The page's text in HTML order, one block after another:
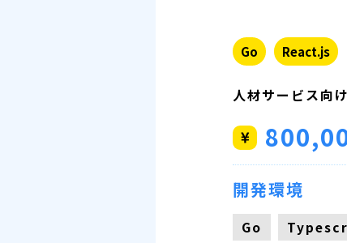
Go React.js
人材サービス向
開発環境
Go